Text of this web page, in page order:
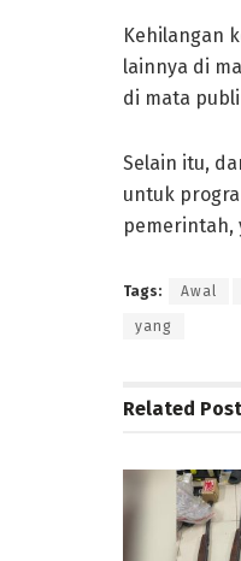
Kehilangan
lainnya di
di mata
Selain itu,
untuk
pemerintah,
Tags: Awal
yang
Related